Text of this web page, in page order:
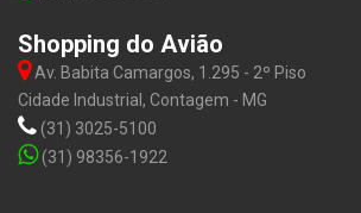
Shopping do Avião
Av. Babita Camargos, 1.295 - 2º Piso
Cidade Industrial, Contagem - MG
(31) 3025-5100
(31) 98356-1922